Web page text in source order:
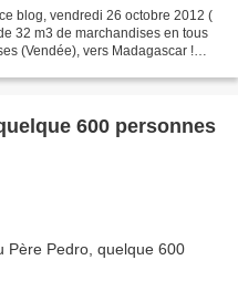
blog, vendredi 26 octobre 2012 (
32 m3 de marchandises en tous
(Vendée), vers Madagascar !
600 personnes